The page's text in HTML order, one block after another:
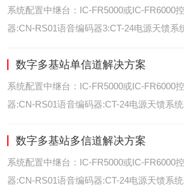
位功能是艾可慕数字系统的标
系统配置中继台：IC-FR5000或IC-FR6000
器:CN-RS01语音编码器3:CT-24电源天馈系
室内定位艾可慕数字电台具备GPS数据上传
能是艾可慕数字系统的
数字多基站单信道解决方案
系统配置中继台：IC-FR5000或IC-FR6000
器:CN-RS01语音编码器:CT-24电源天馈系
通过IP网络互联，通过成熟可靠的网络技术
延伸到世界的每一个角落。
数字多基站多信道解决方案
系统配置中继台：IC-FR5000或IC-FR6000
器:CN-RS01语音编码器:CT-24电源天馈系